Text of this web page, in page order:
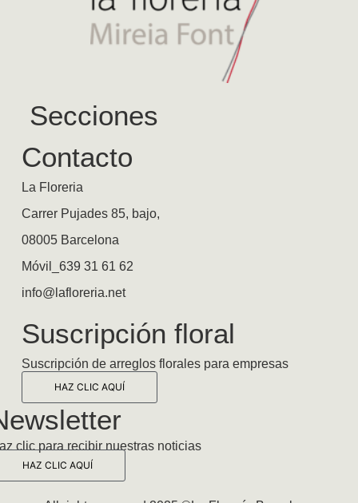
Secciones
Contacto
La Floreria
Carrer Pujades 85, bajo,
08005 Barcelona
Móvil_639 31 61 62
info@lafloreria.net
Suscripción floral
Suscripción de arreglos florales para empresas
HAZ CLIC AQUÍ
clic para recibir nuestras noticias
HAZ CLIC AQUÍ